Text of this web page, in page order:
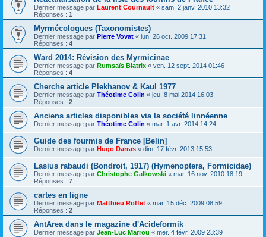
Dernier message par Laurent Cournault « sam. 2 janv. 2010 13:32
Réponses : 1
Myrmécologues (Taxonomistes)
Dernier message par Pierre Vovat « lun. 26 oct. 2009 17:31
Réponses : 4
Ward 2014: Révision des Myrmicinae
Dernier message par Rumsaïs Blatrix « ven. 12 sept. 2014 01:46
Réponses : 4
Cherche article Plekhanov & Kaul 1977
Dernier message par Théotime Colin « jeu. 8 mai 2014 16:03
Réponses : 2
Anciens articles disponibles via la société linnéenne
Dernier message par Théotime Colin « mar. 1 avr. 2014 14:24
Guide des fourmis de France [Belin]
Dernier message par Hugo Darras « dim. 17 févr. 2013 15:53
Lasius rabaudi (Bondroit, 1917) (Hymenoptera, Formicidae)
Dernier message par Christophe Galkowski « mar. 16 nov. 2010 18:19
Réponses : 7
cartes en ligne
Dernier message par Matthieu Roffet « mar. 15 déc. 2009 08:59
Réponses : 2
AntArea dans le magazine d'Acideformik
Dernier message par Jean-Luc Marrou « mer. 4 févr. 2009 23:39